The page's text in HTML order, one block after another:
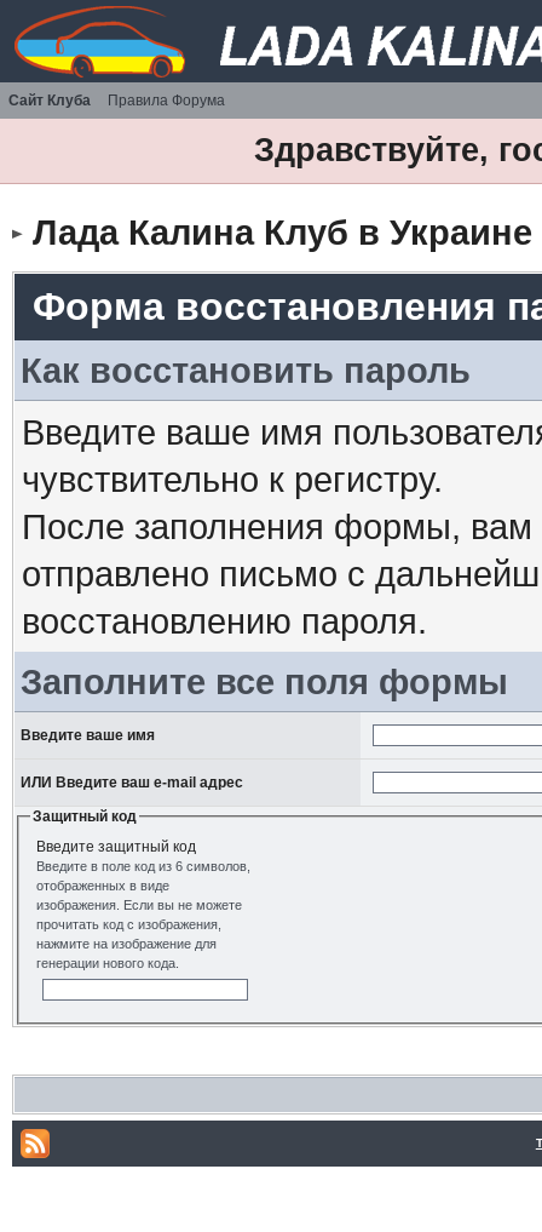
Сайт Клуба Правила Форума
Здравствуйте,
Лада Калина Клуб в Украине
Форма восстановления
Как восстановить пароль
Введите ваше имя
чувствительно к регистру.
После заполнения формы, вам
отправлено письмо с
восстановлению пароля.
Заполните все поля формы
Введите ваше имя
ИЛИ Введите ваш e-mail адрес
Защитный код
Введите защитный код
Введите в поле код из 6 символов,
отображенных в виде
изображения. Если вы не можете
прочитать код с изображения,
нажмите на изображение для
генерации нового кода.